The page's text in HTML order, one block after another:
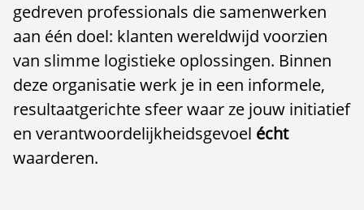
gedreven professionals die samenwerken
aan één doel: klanten wereldwijd voorzien
van slimme logistieke oplossingen. Binnen
deze organisatie werk je in een informele,
resultaatgerichte sfeer waar ze jouw initiatief
en verantwoordelijkheidsgevoel écht
waarderen.